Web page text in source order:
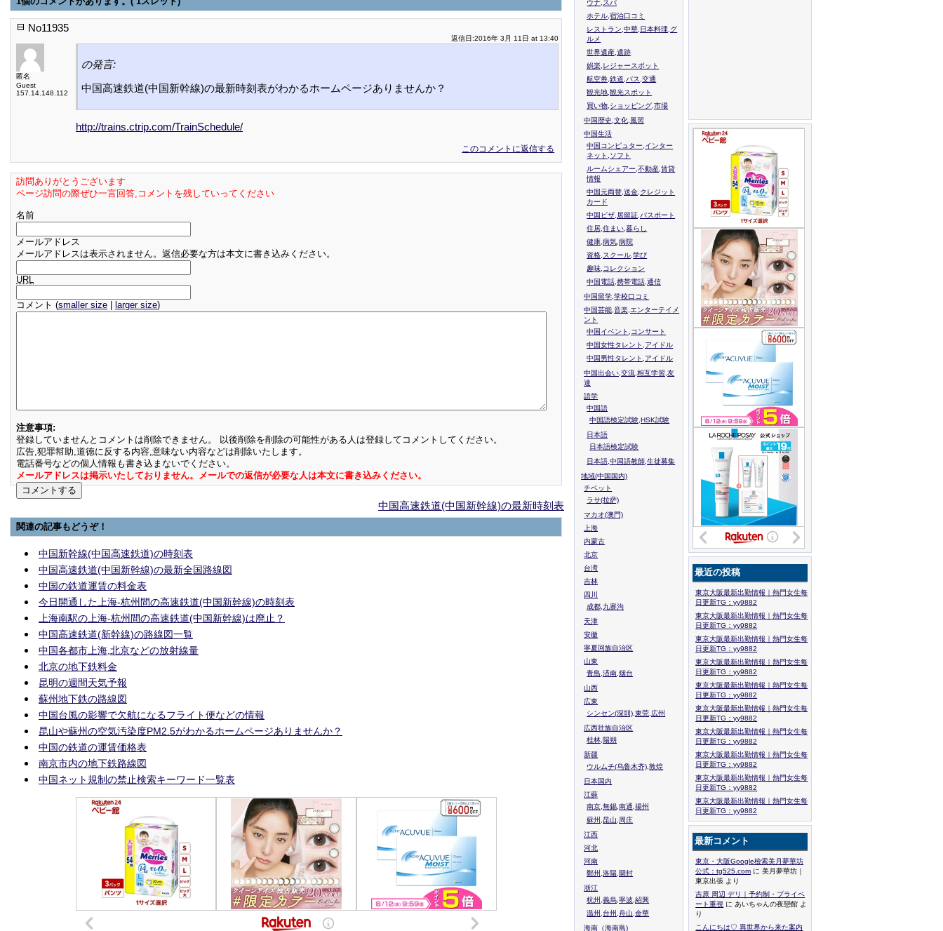
No11935
返信日:2016年 3月 11日 at 13:40
匿名
Guest
157.14.148.112
の発言:
中国高速鉄道(中国新幹線)の最新時刻表がわかるホームページありませんか？
http://trains.ctrip.com/TrainSchedule/
このコメントに返信する
訪問ありがとうございます
ページ訪問の際ぜひ一言回答,コメントを残していってください
名前
メールアドレス
メールアドレスは表示されません。返信必要な方は本文に書き込みください。
URL
コメント (smaller size larger size)
注意事項:
登録していませんとコメントは削除できません。 以後削除を削除の可能性がある人は登録してコメントしてください。
広告,犯罪幇助,道徳に反する内容,意味ない内容などは削除いたします。
電話番号などの個人情報も書き込まないでください。
メールアドレスは掲示いたしておりません。メールでの返信が必要な人は本文に書き込みください。
中国高速鉄道(中国新幹線)の最新時刻表
関連の記事もどうぞ！
中国新幹線(中国高速鉄道)の時刻表
中国高速鉄道(中国新幹線)の最新全国路線図
中国の鉄道運賃の料金表
今日開通した上海-杭州間の高速鉄道(中国新幹線)の時刻表
上海南駅の上海-杭州間の高速鉄道(中国新幹線)は廃止？
中国高速鉄道(新幹線)の路線図一覧
中国各都市上海,北京などの放射線量
北京の地下鉄料金
昆明の週間天気予報
蘇州地下鉄の路線図
中国台風の影響で欠航になるフライト便などの情報
昆山や蘇州の空気汚染度PM2.5がわかるホームページありませんか？
中国の鉄道の運賃価格表
南京市内の地下鉄路線図
中国ネット規制の禁止検索キーワード一覧表
ウナ,スパ
ホテル,宿泊口コミ
レストラン,中華,日本料理,グ
ルメ
世界遺産,遺跡
娯楽,レジャースポット
航空券,鉄道,バス,交通
観光地,観光スポット
買い物,ショッピング,市場
中国歴史,文化,風習
中国生活
中国コンピュター,インター
ネット,ソフト
ルームシェアー,不動産,賃貸
情報
中国元両替,送金,クレジット
カード
中国ビザ,居留証,パスポート
住居,住まい,暮らし
健康,病気,病院
資格,スクール,学び
趣味,コレクション
中国電話,携帯電話,通信
中国留学,学校口コミ
中国芸能,音楽,エンターテイメ
ント
中国イベント,コンサート
中国女性タレント,アイドル
中国男性タレント,アイドル
中国出会い,交流,相互学習,友
達
語学
中国語
中国語検定試験,HSK試験
日本語
日本語検定試験
日本語,中国語教師,生徒募集
地域(中国国内)
チベット
ラサ(拉萨)
マカオ(澳門)
上海
内蒙古
北京
台湾
吉林
四川
成都,九寨沟
天津
安徽
寧夏回族自治区
山東
青島,済南,烟台
山西
広東
シンセン(深圳),東莞,広州
広西壮族自治区
桂林,陽朔
新疆
ウルムチ(乌鲁木齐),敦煌
日本国内
江蘇
南京,無錫,南通,揚州
蘇州,昆山,周庄
江西
河北
河南
鄭州,洛陽,開封
浙江
杭州,義烏,寧波,紹興
温州,台州,舟山,金華
海南（海南島)
最近の投稿
東京大阪最新出勤情報｜熱門女生每
日更新TG：yy9882
東京大阪最新出勤情報｜熱門女生每
日更新TG：yy9882
東京大阪最新出勤情報｜熱門女生每
日更新TG：yy9882
東京大阪最新出勤情報｜熱門女生每
日更新TG：yy9882
東京大阪最新出勤情報｜熱門女生每
日更新TG：yy9882
東京大阪最新出勤情報｜熱門女生每
日更新TG：yy9882
東京大阪最新出勤情報｜熱門女生每
日更新TG：yy9882
東京大阪最新出勤情報｜熱門女生每
日更新TG：yy9882
東京大阪最新出勤情報｜熱門女生每
日更新TG：yy9882
東京大阪最新出勤情報｜熱門女生每
日更新TG：yy9882
最新コメント
東京・大阪Google檢索美月夢華坊
公式：tg525.com に 美月夢華坊｜
東京出張 より
吉原 周辺 デリ｜予約制・プライベ
ート重視 に あいちゃんの夜戀館 よ
り
こんにちは♡ 異世界から来た案内